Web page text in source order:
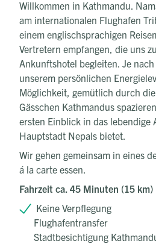
Willkommen in Kathmandu.
am internationalen Flughafen
einem englischsprachigen
Vertretern empfangen, die uns
Ankunftshotel begleiten. Je
unserem persönlichen
Möglichkeit, gemütlich durch
Gässchen Kathmandus
ersten Einblick in das lebendige
Hauptstadt Nepals bietet.
Wir gehen gemeinsam in eines
á la carte essen.
Fahrzeit ca. 45 Minuten (15 km)
Keine Verpflegung
Flughafentransfer
Stadtbesichtigung